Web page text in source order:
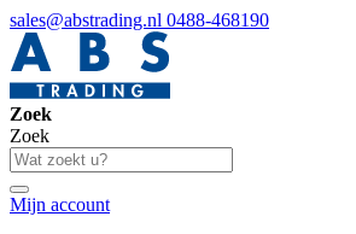
sales@abstrading.nl 0488-468190
Zoek
Zoek
Mijn account